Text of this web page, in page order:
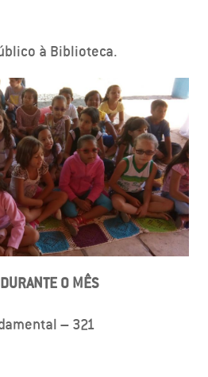
à Biblioteca.
O MÊS
– 321